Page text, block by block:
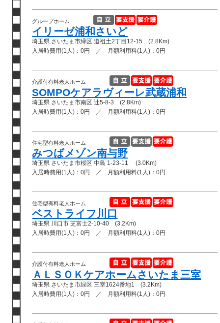
グループホーム
イリーゼ浦和さいど
埼玉県 さいたま市緑区 道祖土2丁目12-15 (2.8Km)
入居時費用(1人)：0円 ／ 月額利用料(1人)：0円
介護付有料老人ホーム
SOMPOケアラヴィーレ武蔵浦和
埼玉県 さいたま市南区 辻5-8-3 (2.8Km)
入居時費用(1人)：0円 ／ 月額利用料(1人)：0円
住宅型有料老人ホーム
みつばメゾン南与野
埼玉県 さいたま市桜区 中島 1-23-11 (3.0Km)
入居時費用(1人)：0円 ／ 月額利用料(1人)：0円
住宅型有料老人ホーム
ベストライフ川口
埼玉県 川口市 芝富士2-10-40 (3.2Km)
入居時費用(1人)：0円 ／ 月額利用料(1人)：0円
介護付有料老人ホーム
ＡＬＳＯＫケアホームさいたま三室
埼玉県 さいたま市緑区 三室1624番地1 (3.2Km)
入居時費用(1人)：0円 ／ 月額利用料(1人)：0円